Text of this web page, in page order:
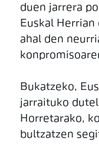
duen jarrera
Euskal
ahal den
Bukatzeko,
jarraituko
Horretarako,
bultzatzen